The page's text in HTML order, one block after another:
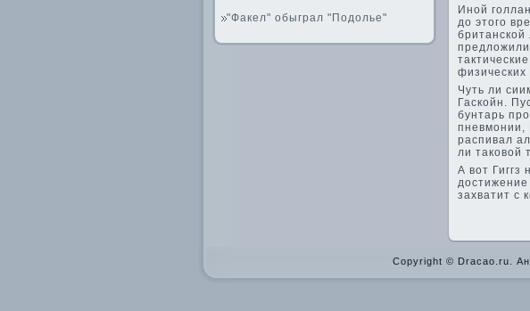
"Факел" обыграл "Подолье"
Иной
до этого
Чуть ли
Гаскойн.
бунтарь
пневмонии,
распивал
ли таковой
А вот Гиггз
захватит с
Copyright © Dracao.ru.